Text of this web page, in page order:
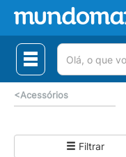
(pesquisar)
<Acessórios
Filtrar